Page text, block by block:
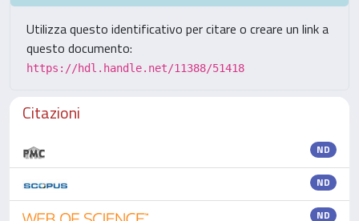
Utilizza questo identificativo per citare o creare un link a
questo documento:
https://hdl.handle.net/11388/51418
Citazioni
ND
ND
ND